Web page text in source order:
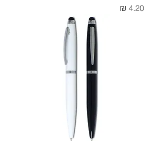
מחיר